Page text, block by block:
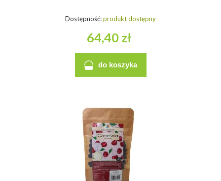
Dostępność:produkt dostępny
64,40 zł
do koszyka